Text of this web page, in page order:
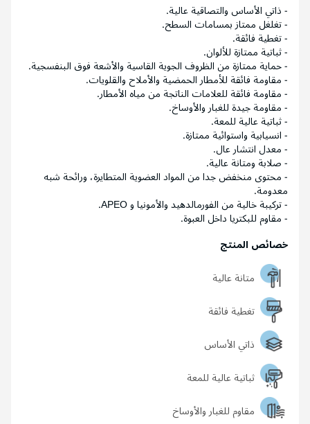
- ذاتي الأساس والتصاقية عالية.
- تغلغل ممتاز بمسامات السطح.
- تغطية فائقة.
- ثباتية ممتازة للألوان.
- حماية ممتازة من الظروف الجوية القاسية والأشعة فوق البنفسجية.
- مقاومة فائقة للأمطار الحمضية والأملاح والقلويات.
- مقاومة فائقة للعلامات الناتجة من مياه الأمطار.
- مقاومة جيدة للغبار والأوساخ.
- ثباتية عالية للمعة.
- انسيابية واستوائية ممتازة.
- معدل انتشار عال.
- صلابة ومتانة عالية.
- محتوى منخفض جدا من المواد العضوية المتطايرة، ورائحة شبه
معدومة.
- تركيبة خالية من الفورمالدهيد والأمونيا و APEO.
- مقاوم للبكتريا داخل العبوة.
خصائص المنتج
متانة عالية
تغطية فائقة
ذاتي الأساس
ثباتية عالية للمعة
مقاوم للغبار والأوساخ